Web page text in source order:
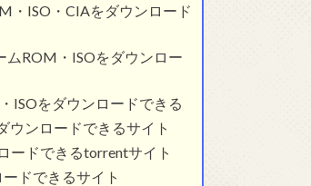
・ISO・CIAをダウンロード
ムROM・ISOをダウンロー
ISOをダウンロードできる
ウンロードできるサイト
ードできるtorrentサイト
ドできるサイト